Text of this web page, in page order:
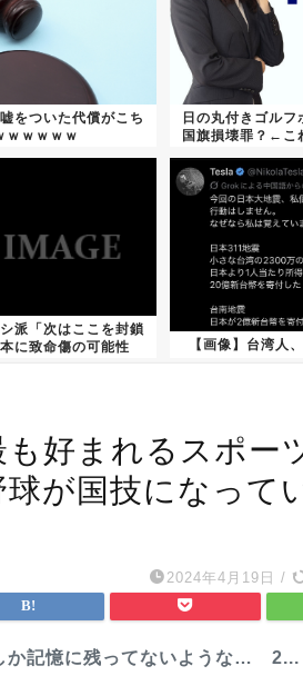
をついた代償がこち
ｗｗｗｗｗ
日の丸付きゴル
国旗損壊罪？←こ
シ派「次はここを封鎖
に致命傷の可能性
【画像】台湾人
も好まれるスポー
が国技になって
2024年4月19日 /
か記憶に残ってないような… 2...